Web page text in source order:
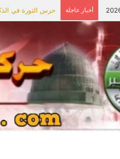
أخبار عاجلة حرس الثورة في